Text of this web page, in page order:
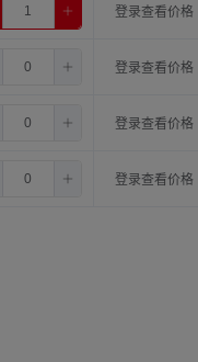
15.0登录查看价格
16.0登录查看价格
16.0登录查看价格
18.0登录查看价格